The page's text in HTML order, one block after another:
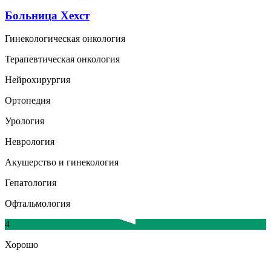
Больница Хехст
Гинекологическая онкология
Терапевтическая онкология
Нейрохирургия
Ортопедия
Урология
Неврология
Акушерство и гинекология
Гепатология
Офтальмология
4
Хорошо